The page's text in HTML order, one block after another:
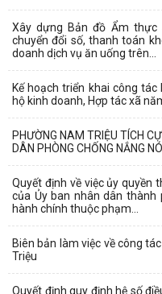
Xây dựng Bản đồ Ẩm
chuyển đổi số, thanh toán
doanh dịch vụ ăn uống trên...
Kế hoạch triển khai công
hộ kinh doanh, Hợp tác xã
PHƯỜNG NAM TRIỆU TÍCH
DÂN PHÒNG CHỐNG NẮNG
Quyết định về việc ủy quyền
của Ủy ban nhân dân
hành chính thuộc phạm...
Biên bản làm việc về công
Triệu
Quyết định quy định hệ số